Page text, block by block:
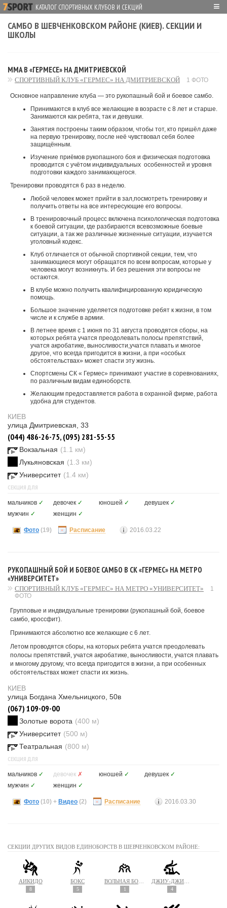
КАТАЛОГ СПОРТИВНЫХ КЛУБОВ И СЕКЦИЙ ≡
САМБО В ШЕВЧЕНКОВСКОМ РАЙОНЕ (КИЕВ). СЕКЦИИ И
ШКОЛЫ
MMA В «ГЕРМЕСЕ» НА ДМИТРИЕВСКОЙ
СПОРТИВНЫЙ КЛУБ «ГЕРМЕС» НА ДМИТРИЕВСКОЙ 1 ФОТО
Основное направление клуба — это рукопашный бой и боевое самбо.
Принимаются в клуб все желающие в возрасте с 8 лет и старше.
Занимаются как ребята, так и девушки.
Занятия построены таким образом, чтобы тот, кто пришёл даже
на первую тренировку, после неё чувствовал себя более
защищённым.
Изучение приёмов рукопашного боя и физическая подготовка
проводится с учётом индивидуальных особенностей и уровня
подготовки каждого занимающегося.
Тренировки проводятся 6 раз в неделю.
Любой человек может прийти в зал,посмотреть тренировку и
получить ответы на все интересующие его вопросы.
В тренировочный процесс включена психологическая подготовка
к боевой ситуации, где разбираются всевозможные боевые
ситуации, а так же различные жизненные ситуации, изучается
уголовный кодекс.
Клуб отличается от обычной спортивной секции, тем, что
занимающиеся могут обращатся по всем вопросам, которые у
человека могут возникнуть. И без решения эти вопросы не
остаются.
В клубе можно получить квалифицированную юридическую
помощь.
Большое значение уделяется подготовке ребят к жизни, в том
числе и к службе в армии.
В летнее время с 1 июня по 31 августа проводятся сборы, на
которых ребята учатся преодолевать полосы препятствий,
учатся акробатике, выносливости,учатся плавать и многое
другое, что всегда пригодится в жизни, а при «особых
обстоятельствах» может спасти эту жизнь.
Спортсмены СК « Гермес» принимают участие в соревнованиях,
по различным видам единоборств.
Желающим предоставляется работа в охранной фирме, работа
удобна для студентов.
КИЕВ
улица Дмитриевская, 33
(044) 486-26-75, (095) 281-55-55
Вокзальная (1.1 км)
Лукьяновская (1.3 км)
Университет (1.4 км)
СЕКЦИЯ ДЛЯ
мальчиков ✓ девочек ✓ юношей ✓ девушек ✓
мужчин ✓ женщин ✓
Фото (19) Расписание 2016.03.22
РУКОПАШНЫЙ БОЙ И БОЕВОЕ САМБО В СК «ГЕРМЕС» НА МЕТРО
«УНИВЕРСИТЕТ»
СПОРТИВНЫЙ КЛУБ «ГЕРМЕС» НА МЕТРО «УНИВЕРСИТЕТ»
1
ФОТО
Групповые и индвидуальные тренировки (рукопашный бой, боевое
самбо, кроссфит).
Принимаются абсолютно все желающие с 6 лет.
Летом проводятся сборы, на которых ребята учатся преодолевать
полосы препятствий, учатся акробатике, выносливости, учатся плавать
и многому другому, что всегда пригодится в жизни, а при особенных
обстоятельствах может спасти их жизнь.
КИЕВ
улица Богдана Хмельницкого, 50в
(067) 109-09-00
Золотые ворота (400 м)
Университет (500 м)
Театральная (800 м)
СЕКЦИЯ ДЛЯ
мальчиков ✓ девочек ✗ юношей ✓ девушек ✓
мужчин ✓ женщин ✓
Фото (10) + Видео (2) Расписание 2016.03.30
СЕКЦИИ ДРУГИХ ВИДОВ ЕДИНОБОРСТВ В ШЕВЧЕНКОВСКОМ РАЙОНЕ:
АЙКИДО
8
БОКС
5 1 4